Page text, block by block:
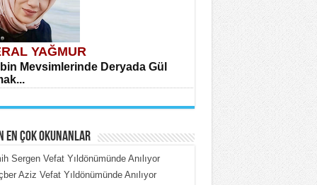
YAĞMUR
Mevsimlerinde Deryada Gül
EN ÇOK OKUNANLAR
Sergen Vefat Yıldönümünde Anılıyor
Aziz Vefat Yıldönümünde Anılıyor